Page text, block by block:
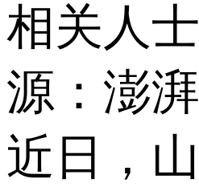
相关人士
源： 澎
近日，